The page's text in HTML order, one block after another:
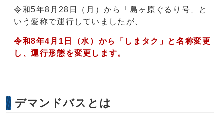
令和5年8月28日（月）から「島ヶ原ぐるり号」と
いう愛称で運行していましたが、
令和8年4月1日（水）から「しまタク」と名称変更
し、運行形態を変更します。
デマンドバスとは